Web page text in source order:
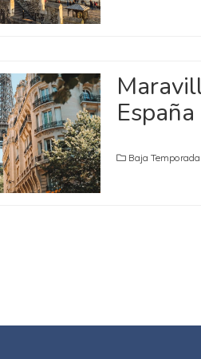
Baja Temporada